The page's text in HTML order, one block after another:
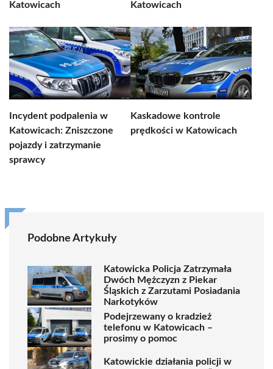
Katowicach Katowicach
Incydent podpalenia w
Katowicach: Zniszczone
pojazdy i zatrzymanie
sprawcy
Kaskadowe kontrole
prędkości w Katowicach
Podobne Artykuły
Katowicka Policja Zatrzymała
Dwóch Mężczyzn z Piekar
Śląskich z Zarzutami Posiadania
Narkotyków
Podejrzewany o kradzież
telefonu w Katowicach –
prosimy o pomoc
Katowickie działania policji w